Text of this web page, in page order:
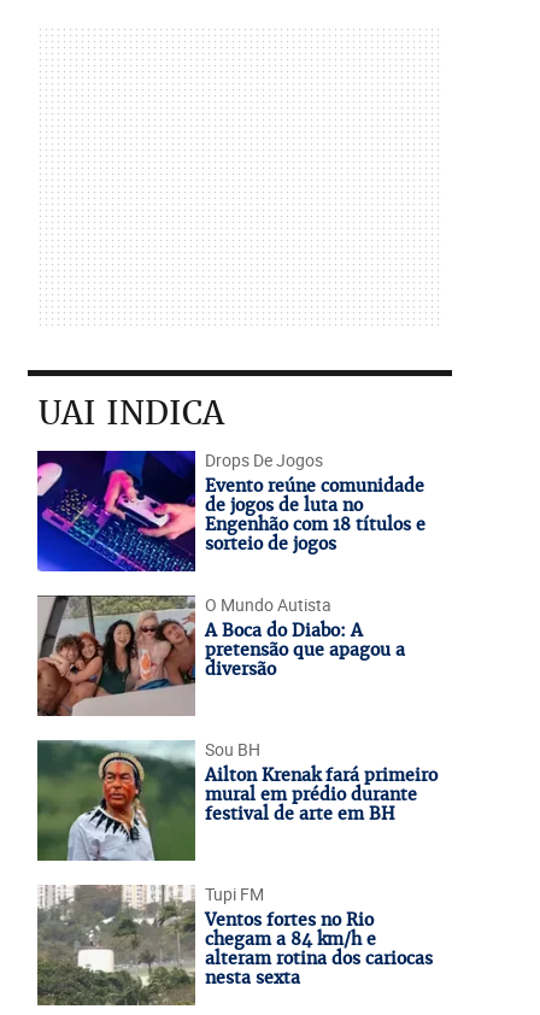
UAI INDICA
Drops De Jogos
Evento reúne comunidade
de jogos de luta no
Engenhão com 18 títulos e
sorteio de jogos
O Mundo Autista
A Boca do Diabo: A
pretensão que apagou a
diversão
Sou BH
Ailton Krenak fará primeiro
mural em prédio durante
festival de arte em BH
Tupi FM
Ventos fortes no Rio
chegam a 84 km/h e
alteram rotina dos cariocas
nesta sexta